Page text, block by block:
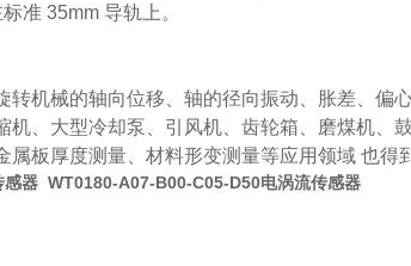
标准 35mm 导轨上。
转机械的轴向位移、轴的径向振动、胀差、偏
机、大型冷却泵、引风机、齿轮箱、磨煤机、
属板厚度测量、材料形变测量等应用领域 也得
感器 WT0180-A07-B00-C05-D50电涡流传感器